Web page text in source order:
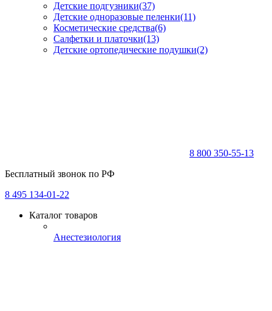
Детские подгузники(37)
Детские одноразовые пеленки(11)
Косметические средства(6)
Салфетки и платочки(13)
Детские ортопедические подушки(2)
8 800 350-55-13
Бесплатный звонок по РФ
8 495 134-01-22
Каталог товаров
Анестезиология